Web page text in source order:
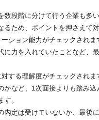
段階に分けて行う企業も多い
ため、ポイントを押さえて
ション能力がチェックされま
に力を入れていたことなど、
する理解度がチェックされま
など、1次面接よりも踏み込
。
内定は受けていないか、最後